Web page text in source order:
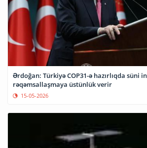
Ərdoğan: Türkiyə COP31-ə hazırlıqda süni
rəqəmsallaşmaya üstünlük verir
15-05-2026